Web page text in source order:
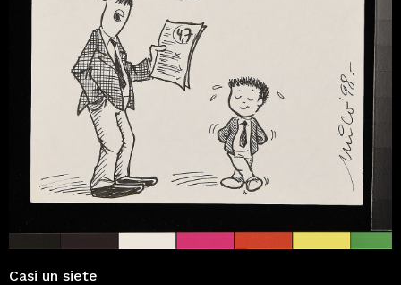
Casi un siete